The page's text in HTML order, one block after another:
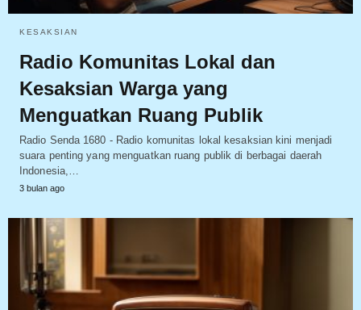
KESAKSIAN
Radio Komunitas Lokal dan
Kesaksian Warga yang
Menguatkan Ruang Publik
Radio Senda 1680 - Radio komunitas lokal kesaksian kini menjadi
suara penting yang menguatkan ruang publik di berbagai daerah
Indonesia,…
3 bulan ago